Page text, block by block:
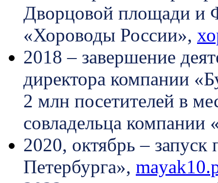
Дворцовой площади и
«Хороводы России»,
2018 – завершение
директора компании
2 млн посетителей в
совладельца
2020, октябрь –
Петербурга»,